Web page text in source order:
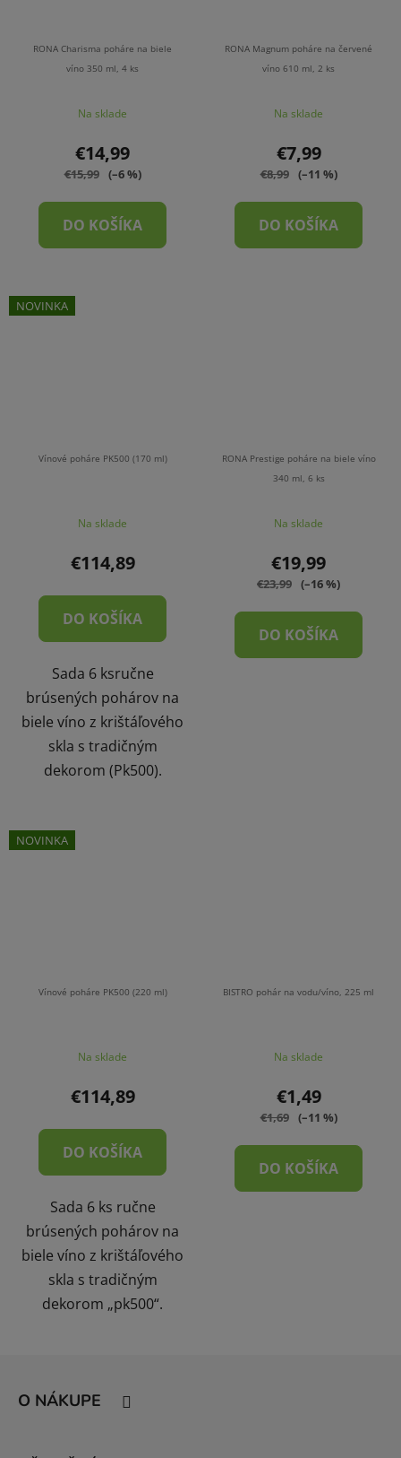
RONA Charisma poháre na biele
víno 350 ml, 4 ks
Na sklade
€14,99
€15,99 (–6 %)
DO KOŠÍKA
RONA Magnum poháre na červené
víno 610 ml, 2 ks
Na sklade
€7,99
€8,99 (–11 %)
DO KOŠÍKA
NOVINKA
Vínové poháre PK500 (170 ml)
Na sklade
€114,89
DO KOŠÍKA
Sada 6 ksručne
brúsených pohárov na
biele víno z krištáľového
skla s tradičným
dekorom (Pk500).
RONA Prestige poháre na biele víno
340 ml, 6 ks
Na sklade
€19,99
€23,99 (–16 %)
DO KOŠÍKA
NOVINKA
Vínové poháre PK500 (220 ml)
Na sklade
€114,89
DO KOŠÍKA
Sada 6 ks ručne
brúsených pohárov na
biele víno z krištáľového
skla s tradičným
dekorom „pk500“.
BISTRO pohár na vodu/víno, 225 ml
Na sklade
€1,49
€1,69 (–11 %)
DO KOŠÍKA
O NÁKUPE